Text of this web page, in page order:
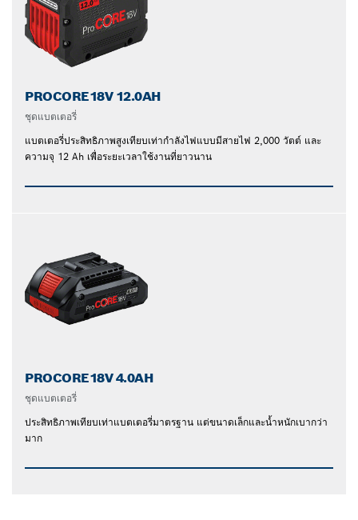
PROCORE18V 12.0AH
ชุดแบตเตอรี่
แบตเตอรี่ประสิทธิภาพสูงเทียบเท่ากำลังไฟแบบมีสายไฟ 2,000 วัตต์ และ
ความจุ 12 Ah เพื่อระยะเวลาใช้งานที่ยาวนาน
PROCORE18V 4.0AH
ชุดแบตเตอรี่
ประสิทธิภาพเทียบเท่าแบตเตอรี่มาตรฐาน แต่ขนาดเล็กและน้ำหนักเบากว่า
มาก